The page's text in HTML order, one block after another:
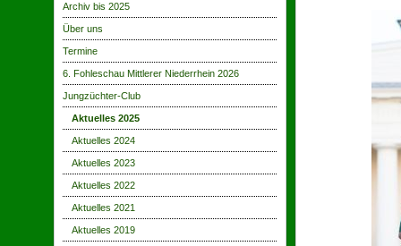
Archiv bis 2025
Über uns
Termine
6. Fohleschau Mittlerer Niederrhein 2026
Jungzüchter-Club
Aktuelles 2025
Aktuelles 2024
Aktuelles 2023
Aktuelles 2022
Aktuelles 2021
Aktuelles 2019